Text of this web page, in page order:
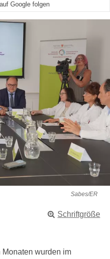
Google folgen
Sabes/ER
Schriftgröße
wurden im